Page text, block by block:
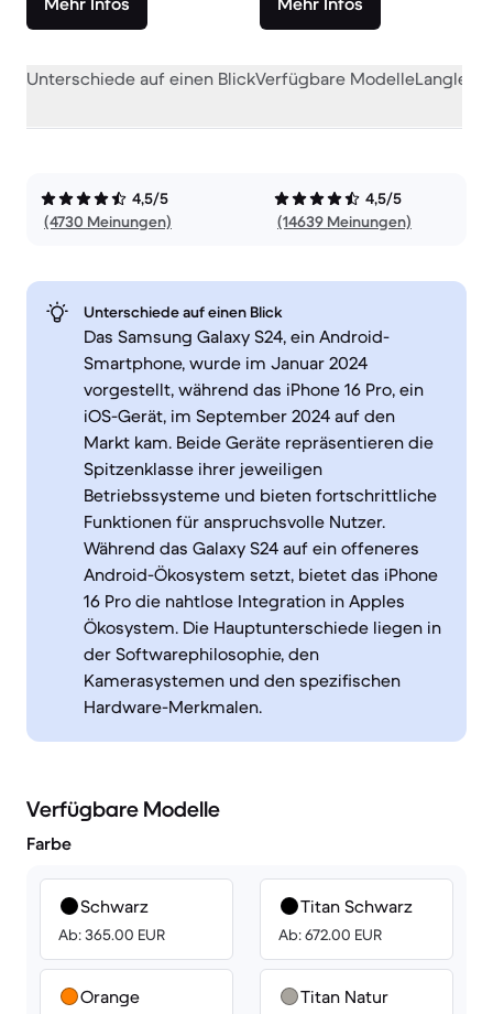
Unterschiede auf einen BlickVerfügbare Modelle
4,5/5
(4730 Meinungen)
4,5/5
(14639 Meinungen)
Unterschiede auf einen Blick
Das Samsung Galaxy S24, ein Android-
Smartphone, wurde im Januar 2024
vorgestellt, während das iPhone 16 Pro, ein
iOS-Gerät, im September 2024 auf den
Markt kam. Beide Geräte repräsentieren die
Spitzenklasse ihrer jeweiligen
Betriebssysteme und bieten fortschrittliche
Funktionen für anspruchsvolle Nutzer.
Während das Galaxy S24 auf ein offeneres
Android-Ökosystem setzt, bietet das iPhone
16 Pro die nahtlose Integration in Apples
Ökosystem. Die Hauptunterschiede liegen in
der Softwarephilosophie, den
Kamerasystemen und den spezifischen
Hardware-Merkmalen.
Verfügbare Modelle
Farbe
Schwarz
Ab: 365.00 EUR
Orange
Titan Schwarz
Ab: 672.00 EUR
Titan Natur